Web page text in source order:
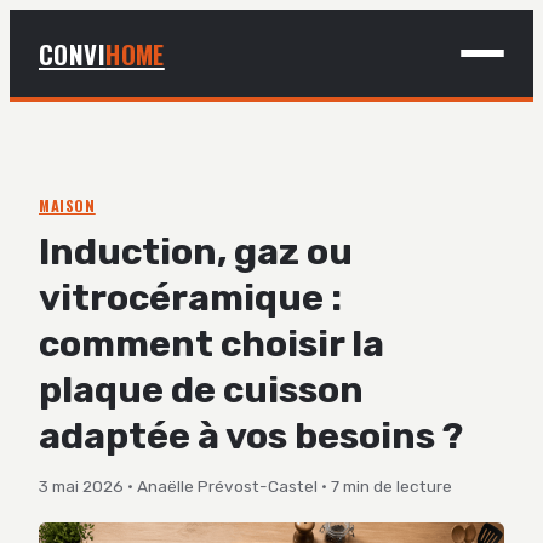
CONVIHOME
BRICOLAGE
DÉCO
JARDINAGE
MAISON
Induction, gaz ou
vitrocéramique :
comment choisir la
plaque de cuisson
adaptée à vos besoins ?
3 mai 2026 · Anaëlle Prévost-Castel · 7 min de lecture